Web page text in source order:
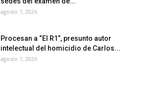
agosto 7, 2026
Procesan a “El R1”, presunto autor
intelectual del homicidio de Carlos...
agosto 7, 2026